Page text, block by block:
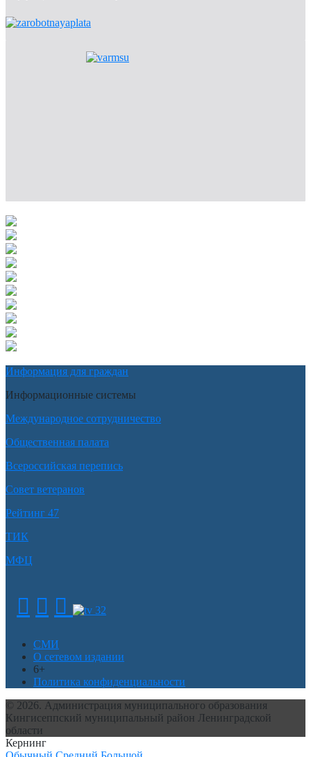
Информация для граждан
Информационные системы
Международное сотрудничество
Общественная палата
Всероссийская перепись
Совет ветеранов
Рейтинг 47
ТИК
МФЦ
СМИ
О сетевом издании
6+
Политика конфиденциальности
© 2026. Администрация муниципального образования
Кингисеппский муниципальный район Ленинградской
области
Кернинг